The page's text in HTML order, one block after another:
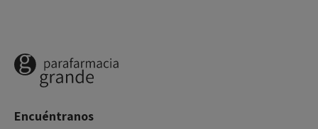
Encuéntranos